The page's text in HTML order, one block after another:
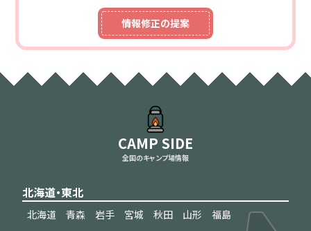
情報修正の提案
CAMP SIDE
全国のキャンプ場情報
北海道・東北
北海道 青森 岩手 宮城 秋田 山形 福島